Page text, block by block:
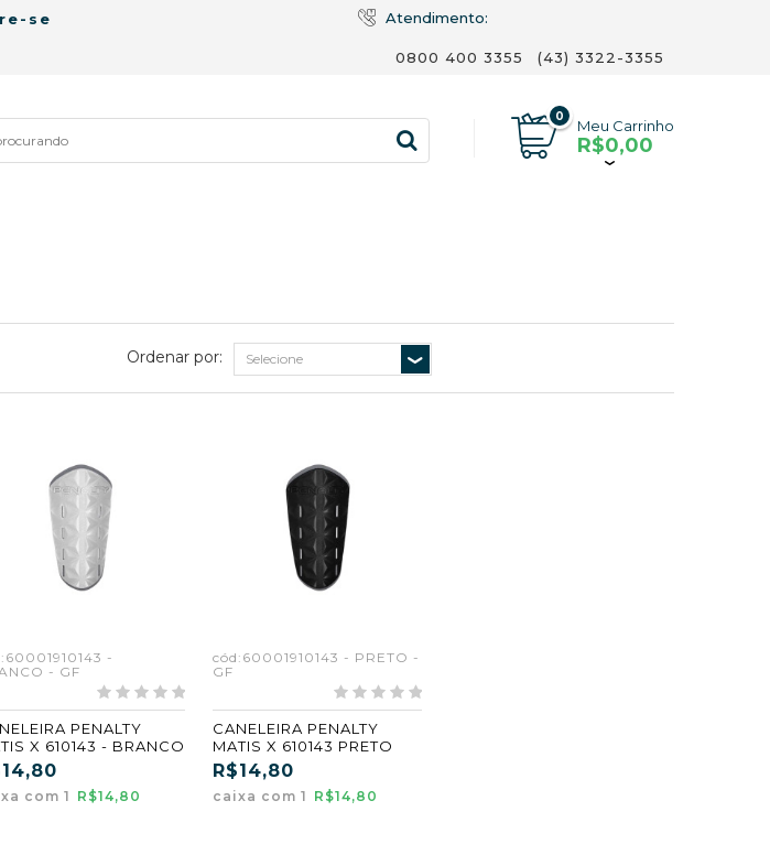
se Atendimento:
0800 400 3355 (43) 3322-3355
0
Meu Carrinho
R$0,00
Ordenar por:
-
- GF
PENALTY
X 610143 - BRANCO
com 1 R$14,80
cód:60001910143 - PRETO -
GF
CANELEIRA PENALTY
MATIS X 610143 PRETO
R$14,80
caixa com 1 R$14,80